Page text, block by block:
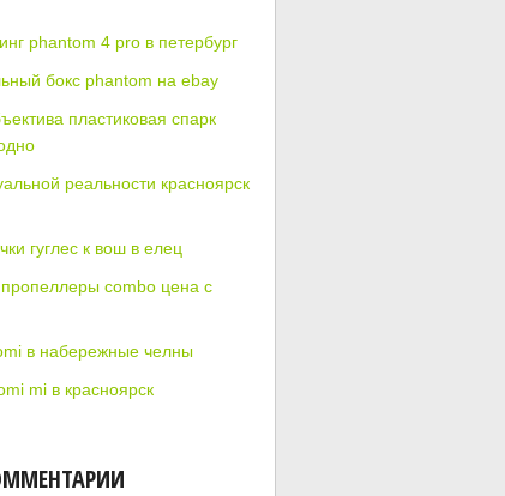
phantom 4 pro в петербург
бокс phantom на ebay
пластиковая спарк
реальности красноярск
гуглес к вош в елец
combo цена с
в набережные челны
mi в красноярск